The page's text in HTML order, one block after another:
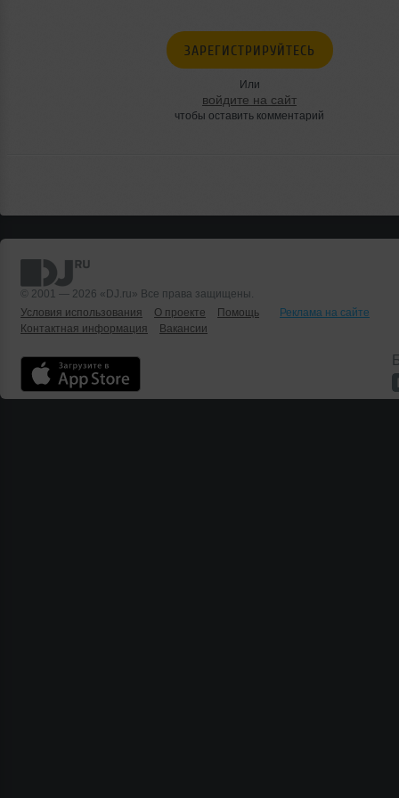
ЗАРЕГИСТРИРУЙТЕСЬ
Или
войдите на сайт
чтобы оставить комментарий
© 2001 — 2026 «DJ.ru» Все права защищены.
Условия использования
О проекте Помощь
Реклама на сайте
Контактная информация
Вакансии